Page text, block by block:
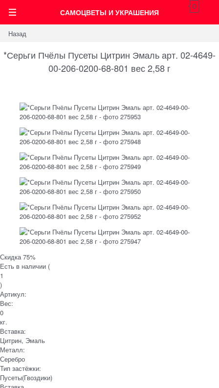
САМОЦВЕТЫ И УКРАШЕНИЯ
0
Назад
*Серьги Пчёлы Пусеты Цитрин Эмаль арт. 02-4649-
00-206-0200-68-801 вес 2,58 г
Скидка 75%
Есть в наличии (
1
)
Артикул:
Вес:
0
кг.
Вставка:
Цитрин, Эмаль
Металл:
Серебро
Тип застёжки:
Пусеты(Гвоздики)